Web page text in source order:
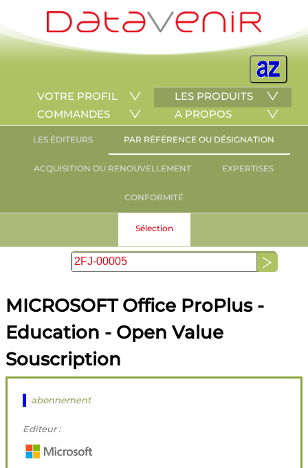
VOTRE PROFIL
LES PRODUITS
COMMANDES
A PROPOS
LES ÉDITEURS PAR RÉFÉRENCE OU DÉSIGNATION
ACQUISITION OU RENOUVELLEMENT EXPERTISES
CONFORMITÉ
Sélection
MICROSOFT Office ProPlus -
Education - Open Value
Souscription
abonnement
Editeur :